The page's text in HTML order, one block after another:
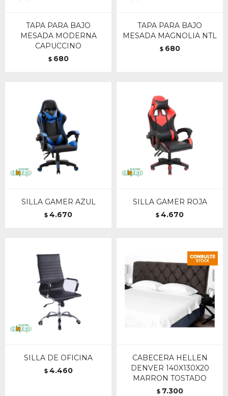
TAPA PARA BAJO
MESADA MODERNA
CAPUCCINO
$ 680
TAPA PARA BAJO
MESADA MAGNOLIA NTL
$ 680
SILLA GAMER AZUL
$ 4.670
SILLA GAMER ROJA
$ 4.670
SILLA DE OFICINA
$ 4.460
CABECERA HELLEN
DENVER 140X130X20
MARRON TOSTADO
$ 7.300